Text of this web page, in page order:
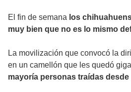
El fin de semana los
muy bien que no es lo mismo
La movilización que convocó la
en un camellón que les quedó
mayoría personas traídas